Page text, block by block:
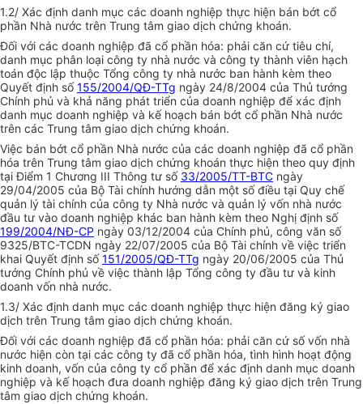
1.2/ Xác định danh mục các doanh nghiệp thực hiện bán bớt cổ
phần Nhà nước trên Trung tâm giao dịch chứng khoán.
Đối với các doanh nghiệp đã cổ phần hóa: phải căn cứ tiêu chí,
danh mục phân loại công ty nhà nước và công ty thành viên hạch
toán độc lập thuộc Tổng công ty nhà nước ban hành kèm theo
Quyết định số155/2004/QĐ-TTg ngày 24/8/2004 của Thủ tướng
Chính phủ và khả năng phát triển của doanh nghiệp để xác định
danh mục doanh nghiệp và kế hoạch bán bớt cổ phần Nhà nước
trên các Trung tâm giao dịch chứng khoán.
Việc bán bớt cổ phần Nhà nước của các doanh nghiệp đã cổ phần
hóa trên Trung tâm giao dịch chứng khoán thực hiện theo quy định
tại Điểm 1 Chương III Thông tư số 33/2005/TT-BTC ngày
29/04/2005 của Bộ Tài chính hướng dẫn một số điều tại Quy chế
quản lý tài chính của công ty Nhà nước và quản lý vốn nhà nước
đầu tư vào doanh nghiệp khác ban hành kèm theo Nghị định số
199/2004/NĐ-CP ngày 03/12/2004 của Chính phủ, công văn số
9325/BTC-TCDN ngày 22/07/2005 của Bộ Tài chính về việc triển
khai Quyết định số151/2005/QĐ-TTg ngày 20/06/2005 của Thủ
tướng Chính phủ về việc thành lập Tổng công ty đầu tư và kinh
doanh vốn nhà nước.
1.3/ Xác định danh mục các doanh nghiệp thực hiện đăng ký giao
dịch trên Trung tâm giao dịch chứng khoán.
Đối với các doanh nghiệp đã cổ phần hóa: phải căn cứ số vốn nhà
nước hiện còn tại các công ty đã cổ phần hóa, tình hình hoạt động
kinh doanh, vốn của công ty cổ phần để xác định danh mục doanh
nghiệp và kế hoạch đưa doanh nghiệp đăng ký giao dịch trên Trung
tâm giao dịch chứng khoán.